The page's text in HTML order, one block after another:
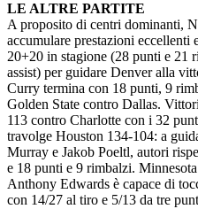
LE ALTRE PARTITE
A proposito di centri dominanti,
accumulare prestazioni eccellenti
20+20 in stagione (28 punti e 21
assist) per guidare Denver alla
Curry termina con 18 punti, 9
Golden State contro Dallas.
113 contro Charlotte con i 32
travolge Houston 134-104: a
Murray e Jakob Poeltl, autori
e 18 punti e 9 rimbalzi.
Anthony Edwards è capace di
con 14/27 al tiro e 5/13 da tre